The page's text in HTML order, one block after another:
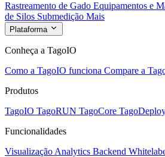
Rastreamento de Gado Equipamentos e
de Silos Submedição Mais
Plataforma
Conheça a TagoIO
Como a TagoIO funciona Compare a
Produtos
TagoIO TagoRUN TagoCore
Funcionalidades
Visualização Analytics Backend